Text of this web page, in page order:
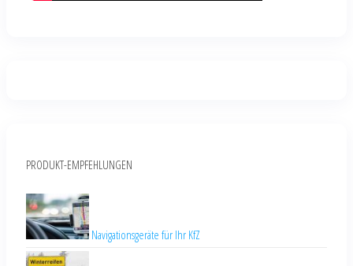
PRODUKT-EMPFEHLUNGEN
Navigationsgeräte für Ihr KfZ